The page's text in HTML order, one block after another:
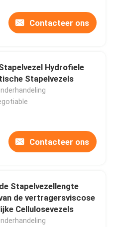
Contacteer ons
Hydrofiele
Stapelvezels
Contacteer ons
Stapelvezellengte
de vertragersviscose
Cellulosevezels